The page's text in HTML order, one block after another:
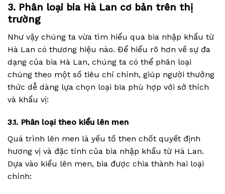
3. Phân loại bia Hà Lan cơ bản trên thị
trường
Như vậy chúng ta vừa tìm hiểu qua bia nhập khẩu từ
Hà Lan có thương hiệu nào. Để hiểu rõ hơn về sự đa
dạng của bia Hà Lan, chúng ta có thể phân loại
chúng theo một số tiêu chí chính, giúp người thưởng
thức dễ dàng lựa chọn loại bia phù hợp với sở thích
và khẩu vị:
3.1. Phân loại theo kiểu lên men
Quá trình lên men là yếu tố then chốt quyết định
hương vị và đặc tính của bia nhập khẩu từ Hà Lan.
Dựa vào kiểu lên men, bia được chia thành hai loại
chính: